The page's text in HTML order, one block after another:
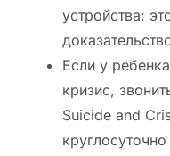
устройства:
Если у
кризис,
Suicide and
круглосуточно